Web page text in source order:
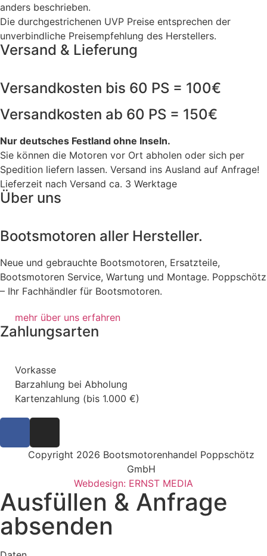
anders beschrieben.
Die durchgestrichenen UVP Preise entsprechen der
unverbindliche Preisempfehlung des Herstellers.
Versand & Lieferung
Versandkosten bis 60 PS = 100€
Versandkosten ab 60 PS = 150€
Nur deutsches Festland ohne Inseln.
Sie können die Motoren vor Ort abholen oder sich per
Spedition liefern lassen. Versand ins Ausland auf Anfrage!
Lieferzeit nach Versand ca. 3 Werktage
Über uns
Bootsmotoren aller Hersteller.
Neue und gebrauchte Bootsmotoren, Ersatzteile,
Bootsmotoren Service, Wartung und Montage. Poppschötz
– Ihr Fachhändler für Bootsmotoren.
mehr über uns erfahren
Zahlungsarten
Vorkasse
Barzahlung bei Abholung
Kartenzahlung (bis 1.000 €)
Copyright 2026 Bootsmotorenhandel Poppschötz
GmbH
Webdesign: ERNST MEDIA
Ausfüllen & Anfrage
absenden